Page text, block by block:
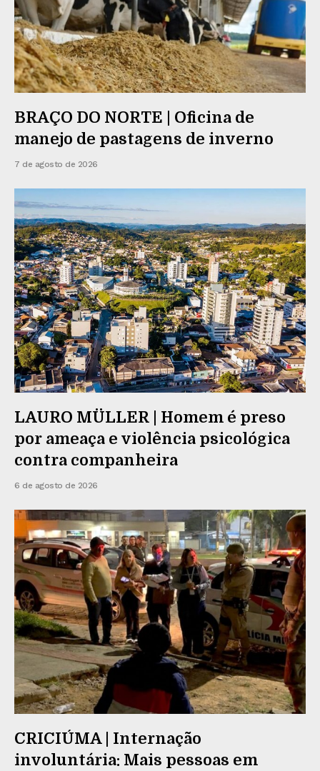
BRAÇO DO NORTE | Oficina de
manejo de pastagens de inverno
7 de agosto de 2026
LAURO MÜLLER | Homem é preso
por ameaça e violência psicológica
contra companheira
6 de agosto de 2026
CRICIÚMA | Internação
involuntária: Mais pessoas em